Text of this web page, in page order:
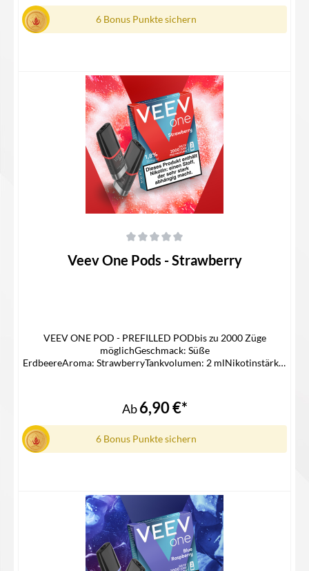
6 Bonus Punkte sichern
Details
Veev One Pods - Strawberry
VEEV ONE POD - PREFILLED PODbis zu 2000 Züge
möglichGeschmack: Süße
ErdbeereAroma: StrawberryTankvolumen: 2 mlNikotinstärke:
Geschmacksrichtung1x Gebrauchsinfomation
Ab6,90 €*
6 Bonus Punkte sichern
Details